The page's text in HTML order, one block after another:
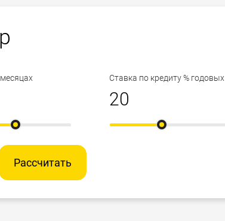
Ставка по кредиту % годовых
Рассчитать